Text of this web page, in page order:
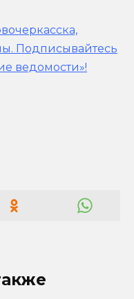
Подписывайтесь
ведомости»!